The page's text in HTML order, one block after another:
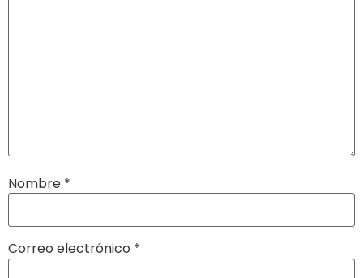
Nombre *
Correo electrónico *